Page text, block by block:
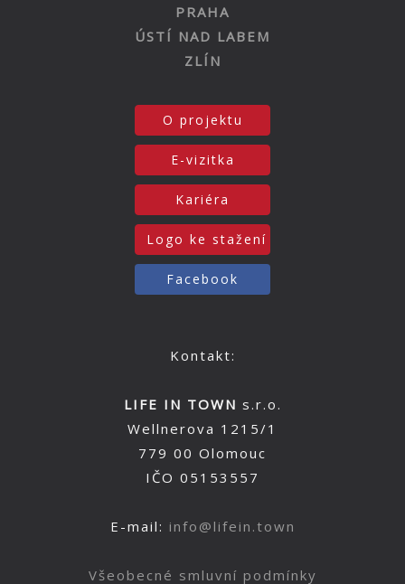
PRAHA
ÚSTÍ NAD LABEM
ZLÍN
O projektu
E-vizitka
Kariéra
Logo ke stažení
Facebook
Kontakt:
LIFE IN TOWN s.r.o.
Wellnerova 1215/1
779 00 Olomouc
IČO 05153557
E-mail: info@lifein.town
Všeobecné smluvní podmínky